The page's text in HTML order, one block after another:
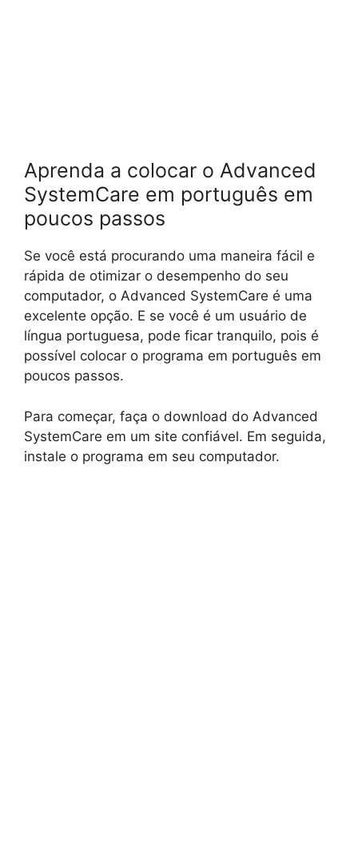
Aprenda a colocar o Advanced
SystemCare em português em
poucos passos
Se você está procurando uma maneira fácil e
rápida de otimizar o desempenho do seu
computador, o Advanced SystemCare é uma
excelente opção. E se você é um usuário de
língua portuguesa, pode ficar tranquilo, pois é
possível colocar o programa em português em
poucos passos.
Para começar, faça o download do Advanced
SystemCare em um site confiável. Em seguida,
instale o programa em seu computador.